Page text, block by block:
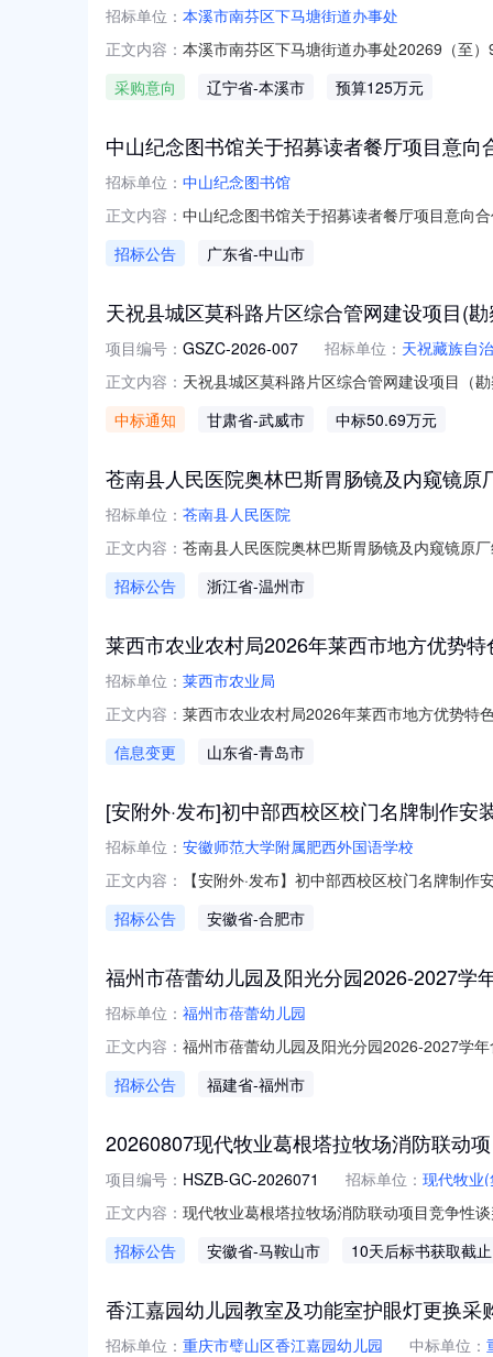
招标单位： 本溪市南芬区下马塘街道办事处
正文内容： 本溪市南芬区下马塘街道办事处20269（至
元(人民币)采购品目：采购需求概况：锅炉
采购意向 辽宁省-本溪市 预算125万元
中山纪念图书馆关于招募读者餐厅项目意向
招标单位： 中山纪念图书馆
正文内容： 中山纪念图书馆关于招募读者餐厅项目意向
综合性公共图书馆，现为国家一级公共图
招标公告 广东省-中山市
天祝县城区莫科路片区综合管网建设项目(
项目编号： GSZC-2026-007 招标单位： 天祝藏族自
正文内容： 天祝县城区莫科路片区综合管网建设项目（
理机构甘肃众宸全过程工程管理有限公司
中标通知 甘肃省-武威市 中标50.69万元
苍南县人民医院奥林巴斯胃肠镜及内窥镜
招标单位： 苍南县人民医院
正文内容： 苍南县人民医院奥林巴斯胃肠镜及内窥镜原
招标公告
浙江省-温州市
莱西市农业农村局2026年莱西市地方优势
招标单位： 莱西市农业局
正文内容： 莱西市农业农村局2026年莱西市地方优势特
信息变更
山东省-青岛市
[安附外·发布]初中部西校区校门名牌制作安
招标单位： 安徽师范大学附属肥西外国语学校
正文内容：
【安附外·发布】初中部西校区校门名牌制
质和能力的单位参与报价。一、询价标的
招标公告 安徽省-合肥市
福州市蓓蕾幼儿园及阳光分园2026-2027学
招标单位： 福州市蓓蕾幼儿园
正文内容： 福州市蓓蕾幼儿园及阳光分园2026-2027学
〔2025〕2号）、《鼓楼区教育局学校食堂
招标公告 福建省-福州市
20260807现代牧业葛根塔拉牧场消防联动
项目编号： HSZB-GC-2026071 招标单位： 现代牧业
正文内容： 现代牧业葛根塔拉牧场消防联动项目竞争性
河，目前已在全国14个省份匹配优质奶源
招标公告 安徽省-马鞍山市 10天后标书获取截止
香江嘉园幼儿园教室及功能室护眼灯更换采
招标单位： 重庆市璧山区香江嘉园幼儿园 中标单位：